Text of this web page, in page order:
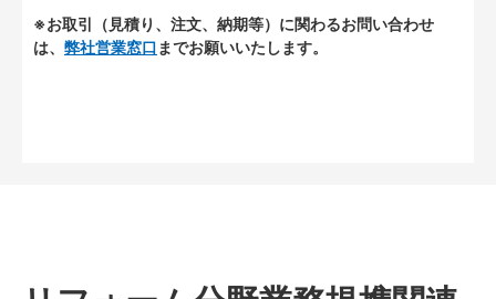
※お取引（見積り、注文、納期等）に関わるお問い合わせ
は、 弊社営業窓口 までお願いいたします。